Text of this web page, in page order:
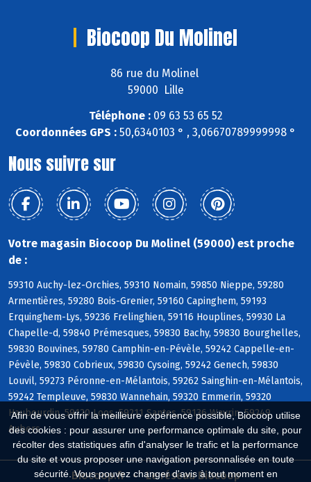
Afin de vous offrir la meilleure expérience possible, Biocoop utilise
des cookies : pour assurer une performance optimale du site, pour
récolter des statistiques afin d'analyser le trafic et la performance
du site et vous proposer une navigation personnalisée en toute
sécurité. Vous pouvez changer d'avis à tout moment en
Biocoop Du Molinel
86 rue du Molinel
59000 Lille
Téléphone :09 63 53 65 52
Coordonnées GPS : 50,6340103 ° , 3,06670789999998 °
Nous suivre sur
Votre magasin Biocoop Du Molinel (59000) est proche
de :
59310 Auchy-lez-Orchies, 59310 Nomain, 59850 Nieppe, 59280
Armentières, 59280 Bois-Grenier, 59160 Capinghem, 59193
Erquinghem-Lys, 59236 Frelinghien, 59116 Houplines, 59930 La
Chapelle-d, 59840 Prémesques, 59830 Bachy, 59830 Bourghelles,
59830 Bouvines, 59780 Camphin-en-Pévèle, 59242 Cappelle-en-
Pévèle, 59830 Cobrieux, 59830 Cysoing, 59242 Genech, 59830
Louvil, 59273 Péronne-en-Mélantois, 59262 Sainghin-en-Mélantois,
59242 Templeuve, 59830 Wannehain, 59320 Emmerin, 59320
Haubourdin, 59120 Loos, 59211 Santes, 59136 Wavrin, 59249
Aubers
Biocoop.fr Le réseau Biocoop